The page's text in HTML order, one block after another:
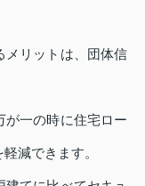
メリットは、団体信
が一の時に住宅ロー
減できます。